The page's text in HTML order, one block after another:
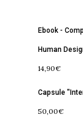
Ebook -
Human
14,90€
Capsule
50,00€